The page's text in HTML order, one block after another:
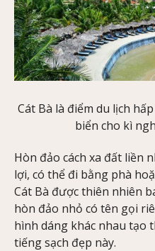
Cát Bà là điểm du lịch
biển cho kì
Hòn đảo cách xa đất liền
lợi, có thể đi bằng phà
Cát Bà được thiên nhiên
hòn đảo nhỏ có tên gọi
hình dáng khác nhau tạo
tiếng sạch đẹp này.